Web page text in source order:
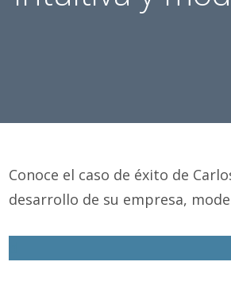
Conoce el caso de éxito de
desarrollo de su empresa,